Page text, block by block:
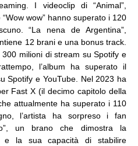
I videoclip di “Animal”,
“Wow wow” hanno superato i 120
“La nena de Argentina”,
12 brani e una bonus track.
300 milioni di stream su Spotify e
l’album ha superato il
Spotify e YouTube. Nel 2023 ha
Fast X (il decimo capitolo della
attualmente ha superato i 110
l’artista ha sorpreso i fan
un brano che dimostra la
e la sua capacità di stabilire